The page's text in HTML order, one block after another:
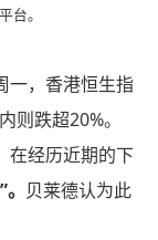
台。
一，香港恒生指
则跌超20%。
在经历近期的下
贝莱德认为此